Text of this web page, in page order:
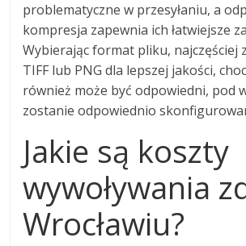
problematyczne w przesyłaniu, a
kompresja zapewnia ich łatwiejsze
Wybierając format pliku, najczęściej
TIFF lub PNG dla lepszej jakości,
również może być odpowiedni, pod
zostanie odpowiednio
Jakie są koszty
wywoływania
Wrocławiu?